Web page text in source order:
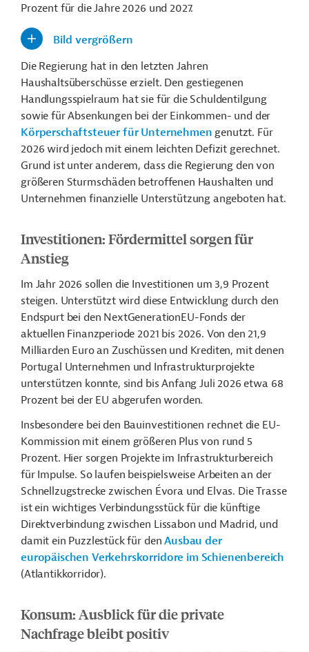
Prozent für die Jahre 2026 und 2027.
Bild vergrößern
Die Regierung hat in den letzten Jahren
Haushaltsüberschüsse erzielt. Den gestiegenen
Handlungsspielraum hat sie für die Schuldentilgung
sowie für Absenkungen bei der Einkommen- und der
Körperschaftsteuer für Unternehmen genutzt. Für
2026 wird jedoch mit einem leichten Defizit gerechnet.
Grund ist unter anderem, dass die Regierung den von
größeren Sturmschäden betroffenen Haushalten und
Unternehmen finanzielle Unterstützung angeboten hat.
Investitionen: Fördermittel sorgen für
Anstieg
Im Jahr 2026 sollen die Investitionen um 3,9 Prozent
steigen. Unterstützt wird diese Entwicklung durch den
Endspurt bei den NextGenerationEU-Fonds der
aktuellen Finanzperiode 2021 bis 2026. Von den 21,9
Milliarden Euro an Zuschüssen und Krediten, mit denen
Portugal Unternehmen und Infrastrukturprojekte
unterstützen konnte, sind bis Anfang Juli 2026 etwa 68
Prozent bei der EU abgerufen worden.
Insbesondere bei den Bauinvestitionen rechnet die EU-
Kommission mit einem größeren Plus von rund 5
Prozent. Hier sorgen Projekte im Infrastrukturbereich
für Impulse. So laufen beispielsweise Arbeiten an der
Schnellzugstrecke zwischen Évora und Elvas. Die Trasse
ist ein wichtiges Verbindungsstück für die künftige
Direktverbindung zwischen Lissabon und Madrid, und
damit ein Puzzlestück für denAusbau der
europäischen Verkehrskorridore im Schienenbereich
(Atlantikkorridor).
Konsum: Ausblick für die private
Nachfrage bleibt positiv